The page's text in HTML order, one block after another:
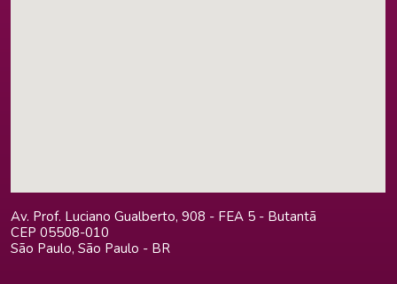
Av. Prof. Luciano Gualberto, 908 - FEA 5 - Butantã
CEP 05508-010
São Paulo, São Paulo - BR